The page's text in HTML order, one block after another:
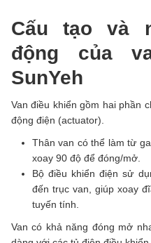
Cấu tạo và
động của
SunYeh
Van điều khiển gồm hai phần
động điện (actuator).
Thân van có thể làm từ
xoay 90 độ để đóng/mở.
Bộ điều khiển điện sử
đến trục van, giúp xoay
tuyến tính.
Van có khả năng đóng mở